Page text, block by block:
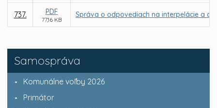
Samospráva
Komunálne voľby 2026
Primátor
737. PDF
77,16 KB
Správa o odpovediach na interpelácie a